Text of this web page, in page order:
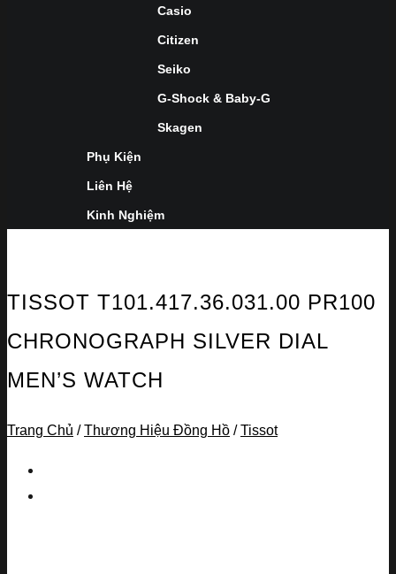
Casio
Citizen
Seiko
G-Shock & Baby-G
Skagen
Phụ Kiện
Liên Hệ
Kinh Nghiệm
TISSOT T101.417.36.031.00 PR100
CHRONOGRAPH SILVER DIAL
MEN’S WATCH
Trang Chủ / Thương Hiệu Đồng Hồ / Tissot